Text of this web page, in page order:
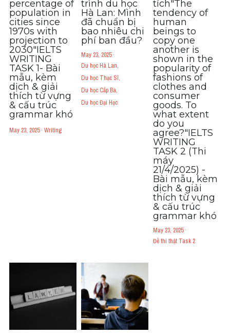
percentage of
population in
cities since
1970s with
projection to
2030"IELTS
WRITING
TASK 1- Bài
mẫu, kèm
dịch & giải
thích từ vựng
& cấu trúc
grammar khó​
May 23, 2025· Writing
trình du học
Hà Lan: Mình
đã chuẩn bị
bao nhiêu chi
phí ban đầu?
May 23, 2025·
Du học Hà Lan,
Du học Thạc Sĩ,
Du học Cấp Ba,
Du học Đại Học
tích"The
tendency of
human
beings to
copy one
another is
shown in the
popularity of
fashions of
clothes and
consumer
goods. To
what extent
do you
agree?"IELTS
WRITING
TASK 2 (Thi
máy
21/4/2025) -
Bài mẫu, kèm
dịch & giải
thích từ vựng
& cấu trúc
grammar khó​
May 23, 2025·
Đề thi thật Task 2